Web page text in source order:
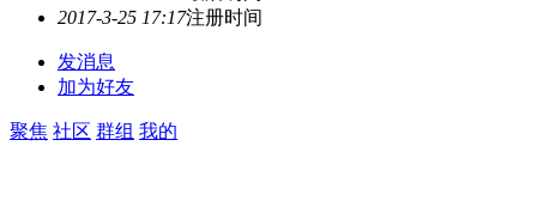
2017-3-25 17:17注册时间
发消息
加为好友
聚焦 社区 群组 我的